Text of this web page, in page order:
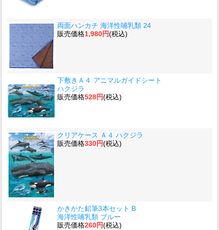
両面ハンカチ 海洋性哺乳類 24
販売価格1,980円(税込)
下敷きＡ４ アニマルガイドシート
ハクジラ
販売価格528円(税込)
クリアケース Ａ４ ハクジラ
販売価格330円(税込)
かきかた鉛筆3本セット B
海洋性哺乳類 ブルー
販売価格260円(税込)